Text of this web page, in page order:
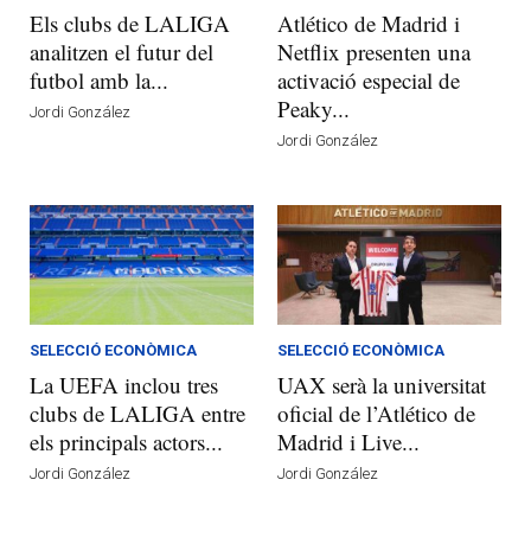
Els clubs de LALIGA
analitzen el futur del
futbol amb la...
Jordi González
Atlético de Madrid i
Netflix presenten una
activació especial de
Peaky...
Jordi González
SELECCIÓ ECONÒMICA
La UEFA inclou tres
clubs de LALIGA entre
els principals actors...
Jordi González
SELECCIÓ ECONÒMICA
UAX serà la universitat
oficial de l’Atlético de
Madrid i Live...
Jordi González